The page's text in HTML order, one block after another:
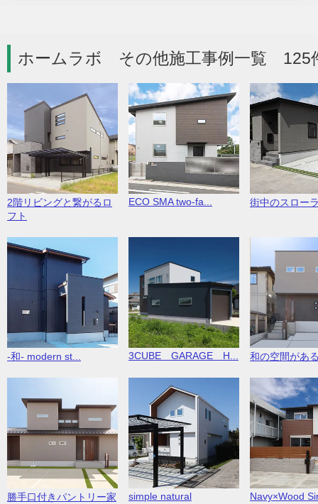
ホームラボ その他施工事例一覧 125
2階リビングと繋がるロ
フト
ECO SMA two-fa... 街中のスロー
-和- modern st... 3CUBE GARAGE H... 和の空間があ
勝手口付きパントリー家
simple natural Navy×Wood